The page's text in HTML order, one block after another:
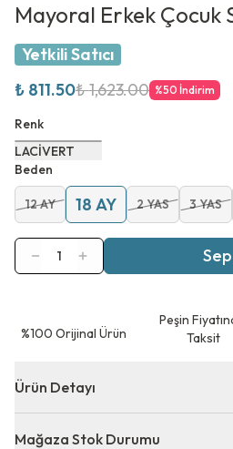
Mayoral Erkek Çocuk
Yetkili Satıcı
₺ 811.50₺ 1,623.00 %50 İndirim
Renk
LACİVERT
Beden
12 AY 18 AY 2 YAS 3 YAS
1
⁠%100 Orijinal Ürün
Peşin
Taksit
Ürün Detayı
Mağaza Stok Durumu